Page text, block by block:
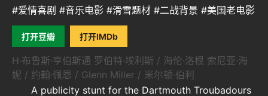
#爱情喜剧 #音乐电影 #滑雪题材 #二战背景 #美国老电影
打开豆瓣 打开IMDb
H·布鲁斯·亨伯斯通 罗伯特·埃利斯 / 海伦·洛根 索尼亚·海
妮 / 约翰·佩恩 / Glenn Miller / 米尔顿·伯利
A publicity stunt for the Dartmouth Troubadours